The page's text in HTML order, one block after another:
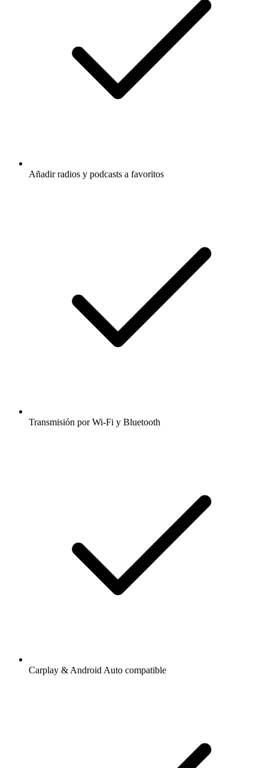
Añadir radios y podcasts a favoritos
Transmisión por Wi-Fi y Bluetooth
Carplay & Android Auto compatible